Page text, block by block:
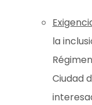
la
Ciudad